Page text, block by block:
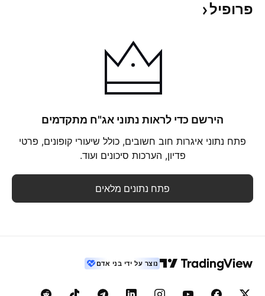
פרופיל
הירשם כדי לראות נתוני אג"ח מתקדמים
פתח נתוני איגרות חוב חשובים, כולל שיעורי קופונים, פרטי
פדיון, הערכות סיכונים ועוד.
פתח נתונים מלאים
נוצר על ידי בני אדם